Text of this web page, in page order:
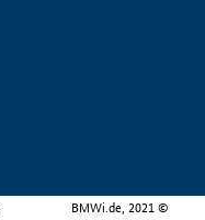
BMWi.de, 2021 ©